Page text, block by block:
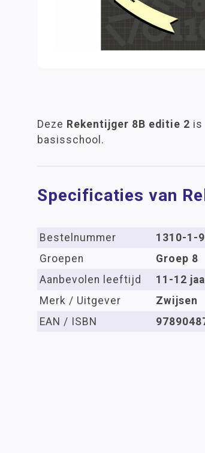
Deze Rekentijger 8B editie 2 is
basisschool.
Specificaties van
Bestelnummer
1310-1-
Groepen
Groep 8
Aanbevolen leeftijd
11-12
Merk / Uitgever
Zwijsen
EAN / ISBN